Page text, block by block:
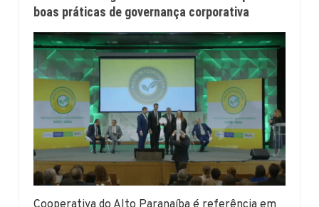
boas práticas de governança corporativa